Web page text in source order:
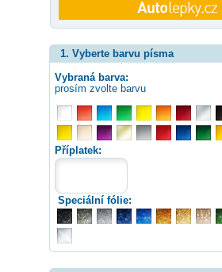
1. Vyberte barvu písma
Vybraná barva:
prosím zvolte barvu
Příplatek:
Speciální fólie: